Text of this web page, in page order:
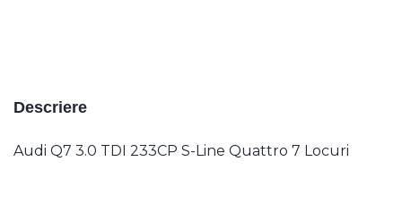
Descriere
Audi Q7 3.0 TDI 233CP S-Line Quattro 7 Locuri